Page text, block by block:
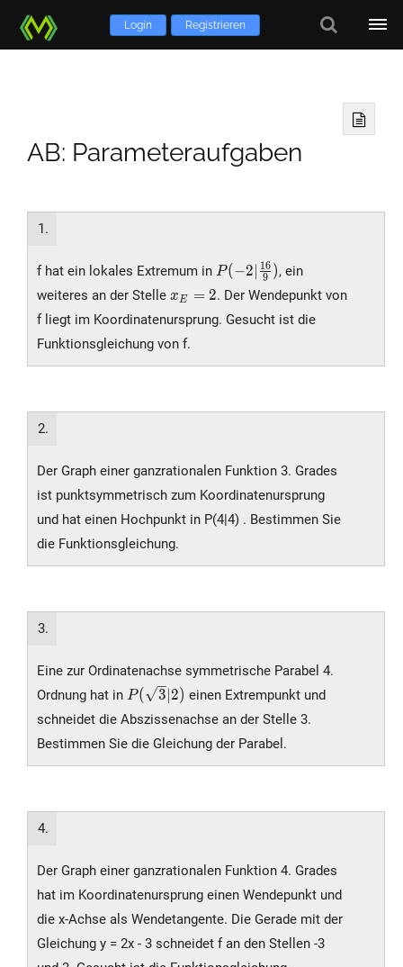
Login Registrieren
AB: Parameteraufgaben
1.
f hat ein lokales Extremum in P(-2|\frac{16}
{9})
P(−2 9
16 ), ein
weiteres an der Stelle x_E
xE = 2. Der Wendepunkt von
f liegt im Koordinatenursprung. Gesucht ist die
Funktionsgleichung von f.
2.
Der Graph einer ganzrationalen Funktion 3. Grades
ist punktsymmetrisch zum Koordinatenursprung
und hat einen Hochpunkt in P(4|4) . Bestimmen Sie
die Funktionsgleichung.
3.
Eine zur Ordinatenachse symmetrische Parabel 4.
Ordnung hat in P(\sqrt{3}|2)
P( 3 ∣2) einen Extrempunkt und
schneidet die Abszissenachse an der Stelle 3.
Bestimmen Sie die Gleichung der Parabel.
4.
Der Graph einer ganzrationalen Funktion 4. Grades
hat im Koordinatenursprung einen Wendepunkt und
die x-Achse als Wendetangente. Die Gerade mit der
Gleichung y = 2x - 3 schneidet f an den Stellen -3